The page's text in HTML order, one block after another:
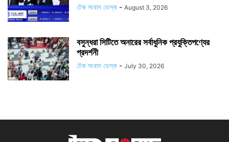
টেক সংবাদ ডেস্ক - August 3, 2026
বসুন্ধরা সিটিতে অনারের সর্বাধুনিক প্রযুক্তিপণ্যের
প্রদর্শনী
টেক সংবাদ ডেস্ক - July 30, 2026